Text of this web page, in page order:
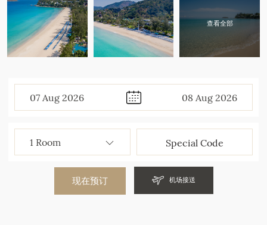
查看全部
07 Aug 2026 08 Aug 2026
现在预订 机场接送